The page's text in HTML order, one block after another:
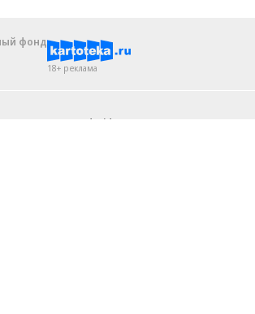
фонд
18+ реклама
Android